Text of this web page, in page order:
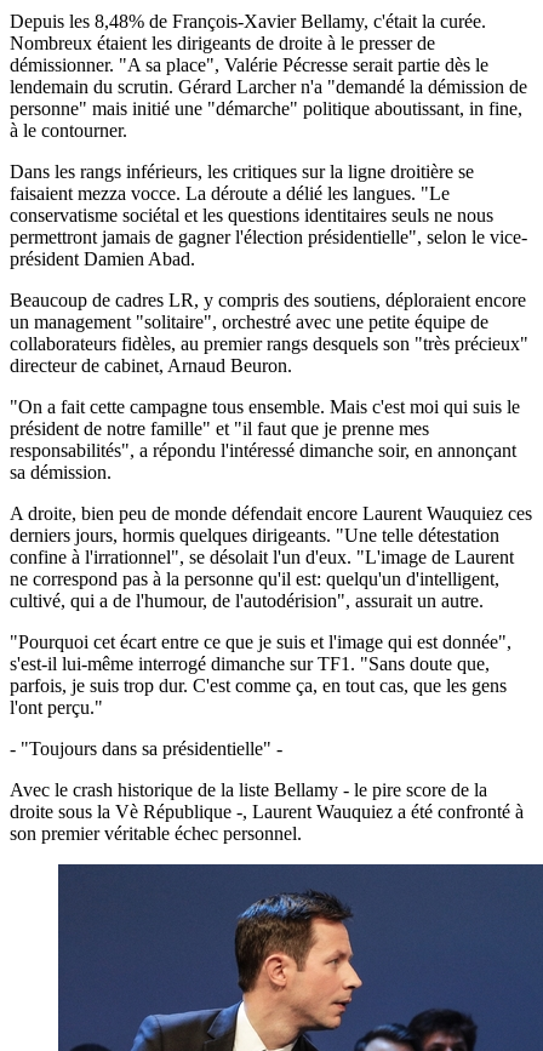
Depuis les 8,48% de François-Xavier Bellamy, c'était la curée.
Nombreux étaient les dirigeants de droite à le presser de
démissionner. "A sa place", Valérie Pécresse serait partie dès le
lendemain du scrutin. Gérard Larcher n'a "demandé la démission de
personne" mais initié une "démarche" politique aboutissant, in fine,
à le contourner.
Dans les rangs inférieurs, les critiques sur la ligne droitière se
faisaient mezza vocce. La déroute a délié les langues. "Le
conservatisme sociétal et les questions identitaires seuls ne nous
permettront jamais de gagner l'élection présidentielle", selon le vice-
président Damien Abad.
Beaucoup de cadres LR, y compris des soutiens, déploraient encore
un management "solitaire", orchestré avec une petite équipe de
collaborateurs fidèles, au premier rangs desquels son "très précieux"
directeur de cabinet, Arnaud Beuron.
"On a fait cette campagne tous ensemble. Mais c'est moi qui suis le
président de notre famille" et "il faut que je prenne mes
responsabilités", a répondu l'intéressé dimanche soir, en annonçant
sa démission.
A droite, bien peu de monde défendait encore Laurent Wauquiez ces
derniers jours, hormis quelques dirigeants. "Une telle détestation
confine à l'irrationnel", se désolait l'un d'eux. "L'image de Laurent
ne correspond pas à la personne qu'il est: quelqu'un d'intelligent,
cultivé, qui a de l'humour, de l'autodérision", assurait un autre.
"Pourquoi cet écart entre ce que je suis et l'image qui est donnée",
s'est-il lui-même interrogé dimanche sur TF1. "Sans doute que,
parfois, je suis trop dur. C'est comme ça, en tout cas, que les gens
l'ont perçu."
- "Toujours dans sa présidentielle" -
Avec le crash historique de la liste Bellamy - le pire score de la
droite sous la Vè République -, Laurent Wauquiez a été confronté à
son premier véritable échec personnel.